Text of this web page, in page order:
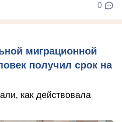
0
миграционной
получил срок на
как действовала